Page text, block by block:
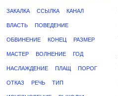
ЗАКАЛКА ССЫЛКА КАНАЛ
ВЛАСТЬ ПОВЕДЕНИЕ
ОБВИНЕНИЕ КОНЕЦ РАЗМЕР
МАСТЕР ВОЛНЕНИЕ ГОД
НАСЛАЖДЕНИЕ ПЛАЩ ПОРОГ
ОТКАЗ РЕЧЬ ТИП